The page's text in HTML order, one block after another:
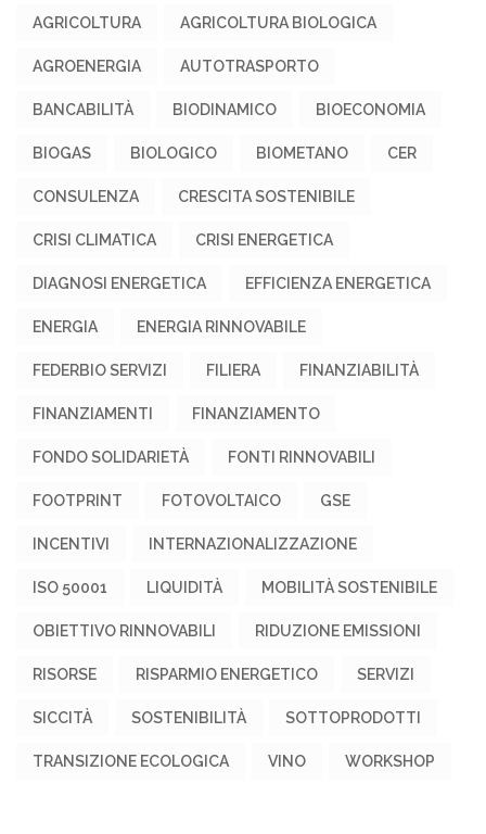
AGRICOLTURA AGRICOLTURA BIOLOGICA
AGROENERGIA AUTOTRASPORTO
BANCABILITÀ BIODINAMICO BIOECONOMIA
BIOGAS BIOLOGICO BIOMETANO CER
CONSULENZA CRESCITA SOSTENIBILE
CRISI CLIMATICA CRISI ENERGETICA
DIAGNOSI ENERGETICA EFFICIENZA ENERGETICA
ENERGIA ENERGIA RINNOVABILE
FEDERBIO SERVIZI FILIERA FINANZIABILITÀ
FINANZIAMENTI FINANZIAMENTO
FONDO SOLIDARIETÀ FONTI RINNOVABILI
FOOTPRINT FOTOVOLTAICO GSE
INCENTIVI INTERNAZIONALIZZAZIONE
ISO 50001 LIQUIDITÀ MOBILITÀ SOSTENIBILE
OBIETTIVO RINNOVABILI RIDUZIONE EMISSIONI
RISORSE RISPARMIO ENERGETICO SERVIZI
SICCITÀ SOSTENIBILITÀ SOTTOPRODOTTI
TRANSIZIONE ECOLOGICA VINO WORKSHOP